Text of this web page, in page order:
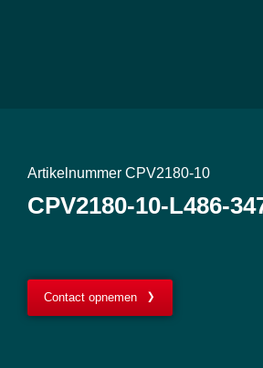
Artikelnummer CPV2180-10
CPV2180-10-L486-
Contact opnemen